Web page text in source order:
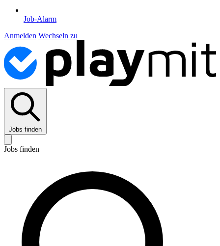
Job-Alarm
Anmelden Wechseln zu
Jobs finden
Jobs finden